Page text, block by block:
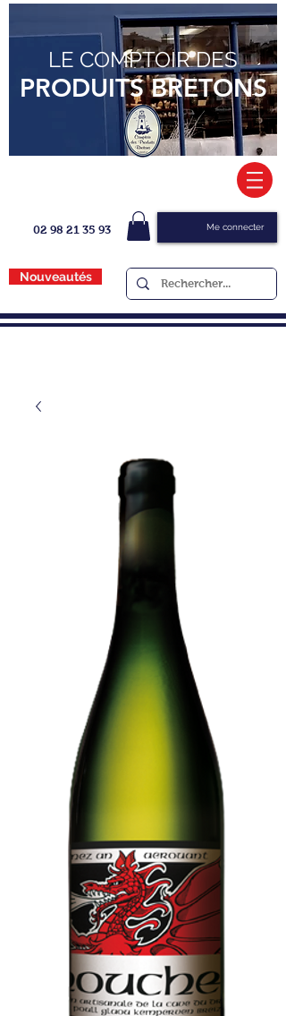
LE COMPTOIR DES
PRODUITS BRETONS
02 98 21 35 93 Me connecter
Nouveautés